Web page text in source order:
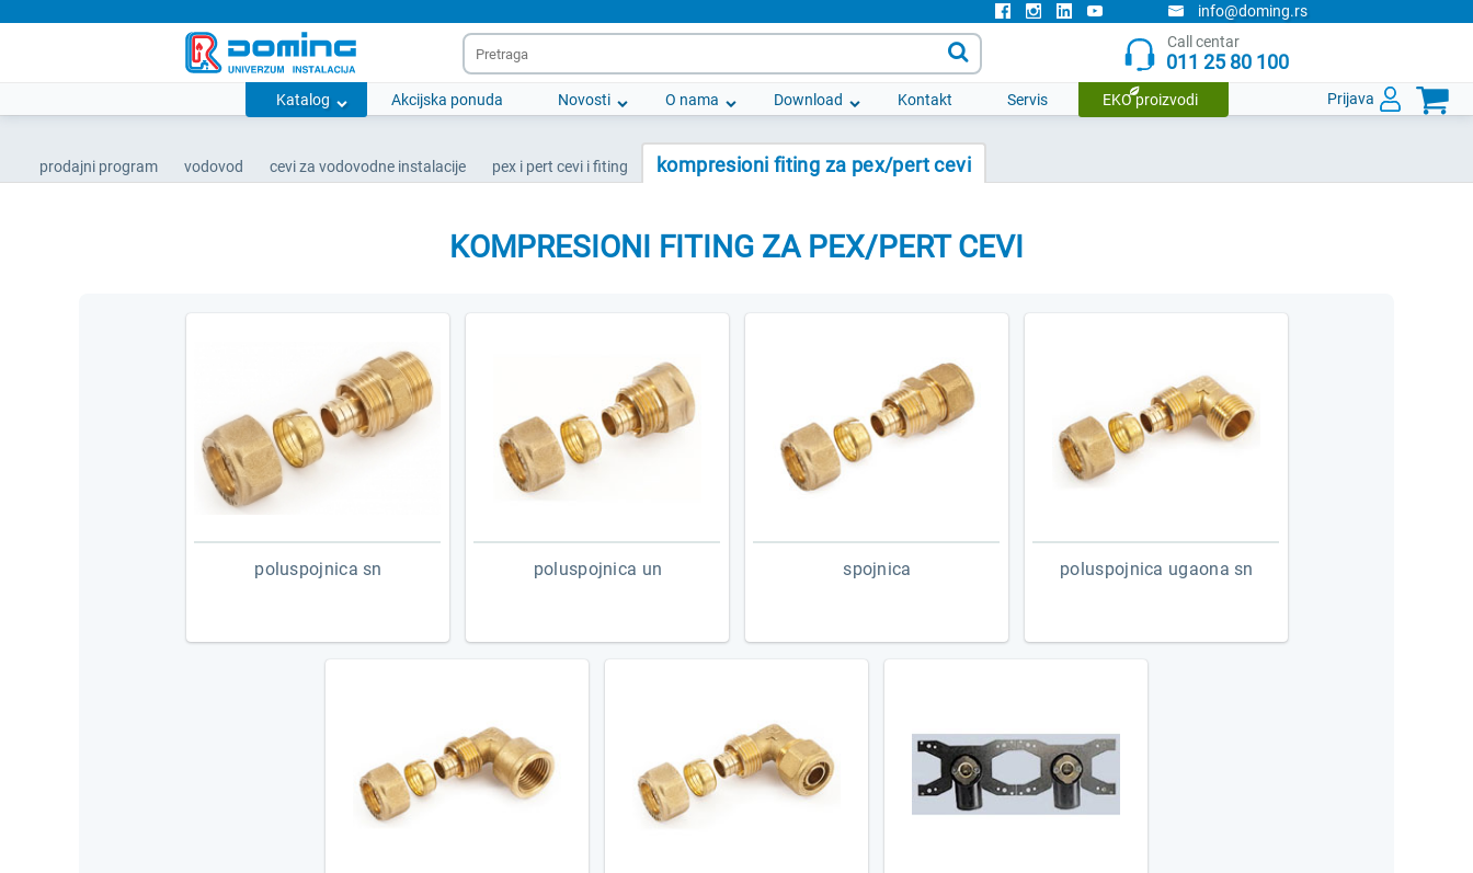
info@doming.rs
Call centar
011 25 80 100
Katalog Akcijska ponuda Novosti O nama Download Kontakt Servis EKO proizvodi Prijava 

prodajni program vodovod cevi za vodovodne instalacije pex i pert cevi i fiting kompresioni fiting za pex/pert cevi
KOMPRESIONI FITING ZA PEX/PERT CEVI
poluspojnica sn poluspojnica un spojnica poluspojnica ugaona sn